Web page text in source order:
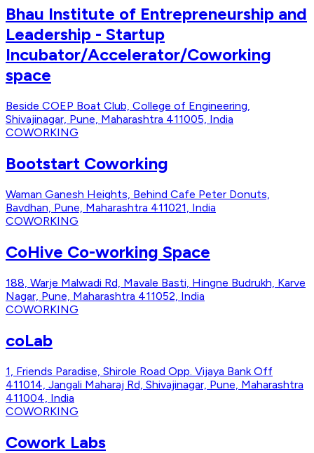
Bhau Institute of Entrepreneurship and
Leadership - Startup
Incubator/Accelerator/Coworking
space
Beside COEP Boat Club, College of Engineering,
Shivajinagar, Pune, Maharashtra 411005, India
COWORKING
Bootstart Coworking
Waman Ganesh Heights, Behind Cafe Peter Donuts,
Bavdhan, Pune, Maharashtra 411021, India
COWORKING
CoHive Co-working Space
188, Warje Malwadi Rd, Mavale Basti, Hingne Budrukh, Karve
Nagar, Pune, Maharashtra 411052, India
COWORKING
coLab
1, Friends Paradise, Shirole Road Opp. Vijaya Bank Off
411014, Jangali Maharaj Rd, Shivajinagar, Pune, Maharashtra
411004, India
COWORKING
Cowork Labs